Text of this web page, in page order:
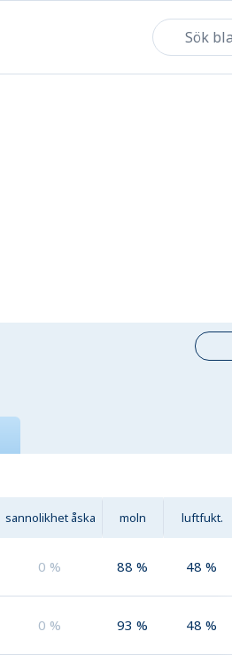
sannolikhet åska moln luftfukt.
0 % 88 % 48 %
0 % 93 % 48 %